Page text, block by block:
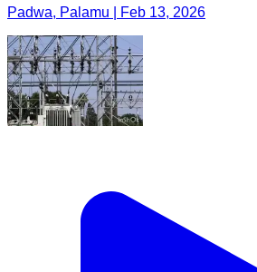
Padwa, Palamu | Feb 13, 2026